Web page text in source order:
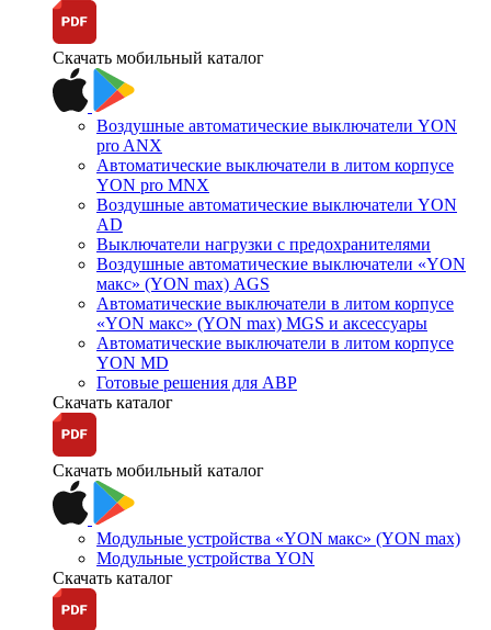
Скачать мобильный каталог
Воздушные автоматические выключатели YON
pro ANX
Автоматические выключатели в литом корпусе
YON pro MNX
Воздушные автоматические выключатели YON
AD
Выключатели нагрузки с предохранителями
Воздушные автоматические выключатели «YON
макс» (YON max) AGS
Автоматические выключатели в литом корпусе
«YON макс» (YON max) MGS и аксессуары
Автоматические выключатели в литом корпусе
YON MD
Готовые решения для АВР
Скачать каталог
Скачать мобильный каталог
Модульные устройства «YON макс» (YON max)
Модульные устройства YON
Скачать каталог